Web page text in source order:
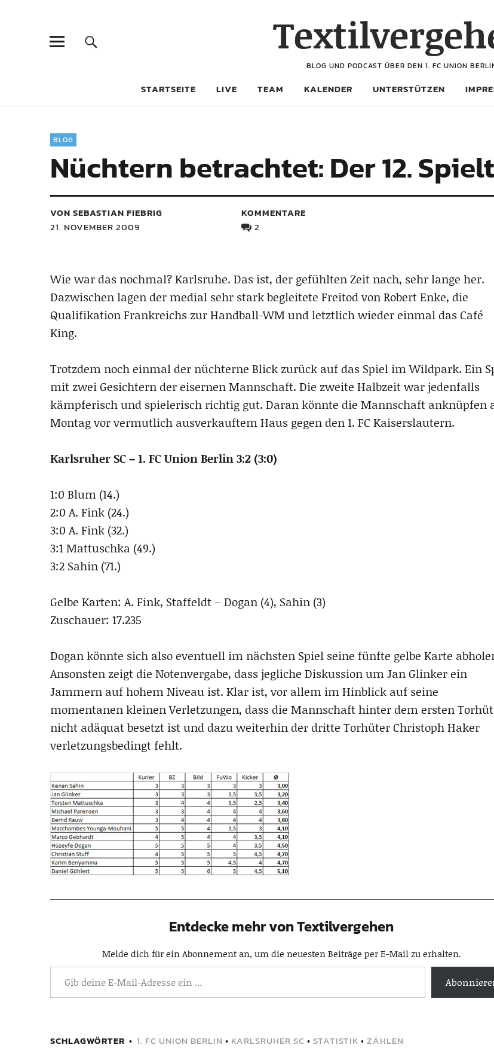
BLOG UND PODCAST ÜBER DEN 1. FC UNION
STARTSEITE LIVE TEAM KALENDER UNTERSTÜTZEN
BLOG
Nüchtern betrachtet: Der 12.
VON SEBASTIAN FIEBRIG
21. NOVEMBER 2009
KOMMENTARE
2
Wie war das nochmal? Karlsruhe. Das ist, der gefühlten Zeit nach, sehr lange her.
Dazwischen lagen der medial sehr stark begleitete Freitod von Robert Enke, die
Qualifikation Frankreichs zur Handball-WM und letztlich wieder einmal das Café
King.
Trotzdem noch einmal der nüchterne Blick zurück auf das Spiel im Wildpark. Ein
mit zwei Gesichtern der eisernen Mannschaft. Die zweite Halbzeit war jedenfalls
kämpferisch und spielerisch richtig gut. Daran könnte die Mannschaft anknüpfen
Montag vor vermutlich ausverkauftem Haus gegen den 1. FC Kaiserslautern.
Karlsruher SC – 1. FC Union Berlin 3:2 (3:0)
1:0 Blum (14.)
2:0 A. Fink (24.)
3:0 A. Fink (32.)
3:1 Mattuschka (49.)
3:2 Sahin (71.)
Gelbe Karten: A. Fink, Staffeldt – Dogan (4), Sahin (3)
Zuschauer: 17.235
Dogan könnte sich also eventuell im nächsten Spiel seine fünfte gelbe Karte
Ansonsten zeigt die Notenvergabe, dass jegliche Diskussion um Jan Glinker ein
Jammern auf hohem Niveau ist. Klar ist, vor allem im Hinblick auf seine
momentanen kleinen Verletzungen, dass die Mannschaft hinter dem ersten
nicht adäquat besetzt ist und dazu weiterhin der dritte Torhüter Christoph Haker
verletzungsbedingt fehlt.
Entdecke mehr von Textilvergehen
Melde dich für ein Abonnement an, um die neuesten Beiträge per E-Mail zu erhalten.
SCHLAGWÖRTER 1. FC UNION BERLIN • KARLSRUHER SC • STATISTIK • ZÄHLEN